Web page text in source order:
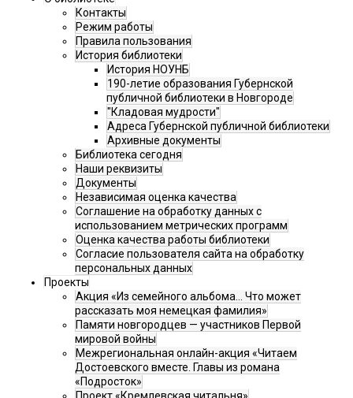
Контакты
Режим работы
Правила пользования
История библиотеки
История НОУНБ
190-летие образования Губернской
публичной библиотеки в Новгороде
"Кладовая мудрости"
Адреса Губернской публичной библиотеки
Архивные документы
Библиотека сегодня
Наши реквизиты
Документы
Независимая оценка качества
Соглашение на обработку данных с
использованием метрических программ
Оценка качества работы библиотеки
Согласие пользователя сайта на обработку
персональных данных
Проекты
Акция «Из семейного альбома... Что может
рассказать моя немецкая фамилия»
Памяти новгородцев — участников Первой
мировой войны
Межрегиональная онлайн-акция «Читаем
Достоевского вместе. Главы из романа
«Подросток»